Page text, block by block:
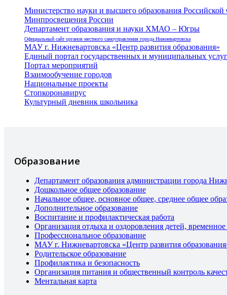
Министерство науки и высшего образования
Минпросвещения России
Департамент образования и науки ХМАО – Югры
Официальный сайт органов местного самоуправления города Нижневартовска
МАУ г. Нижневартовска «Центр развития образования»
Единый портал государственных и муниципальных услуг
Портал мероприятий
Взаимообучение городов
Национальные проекты
Стопкоронавирус
Культурный дневник школьника
Образование
Департамент образования администрации города
Дошкольное общее образование
Начальное общее, основное общее, среднее общее
Дополнительное образование
Воспитание и профилактическая работа
Организация отдыха и оздоровления детей,
Профессиональное образование
МАУ г. Нижневартовска «Центр развития
Родительское образование
Профилактика и безопасность
Организация питания и общественный контроль
Ментальная карта